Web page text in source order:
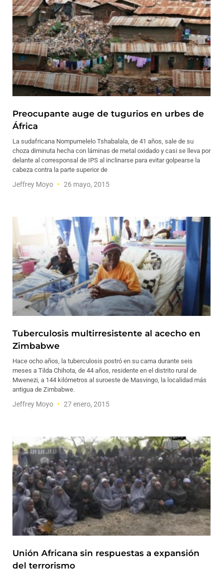
Preocupante auge de tugurios en urbes de
África
La sudafricana Nompumelelo Tshabalala, de 41 años, sale de su
choza diminuta hecha con láminas de metal oxidado y casi se lleva por
delante al corresponsal de IPS al inclinarse para evitar golpearse la
cabeza contra la parte superior de
Jeffrey Moyo 26 mayo, 2015
Tuberculosis multirresistente al acecho en
Zimbabwe
Hace ocho años, la tuberculosis postró en su cama durante seis
meses a Tilda Chihota, de 44 años, residente en el distrito rural de
Mwenezi, a 144 kilómetros al suroeste de Masvingo, la localidad más
antigua de Zimbabwe.
Jeffrey Moyo 27 enero, 2015
Unión Africana sin respuestas a expansión
del terrorismo